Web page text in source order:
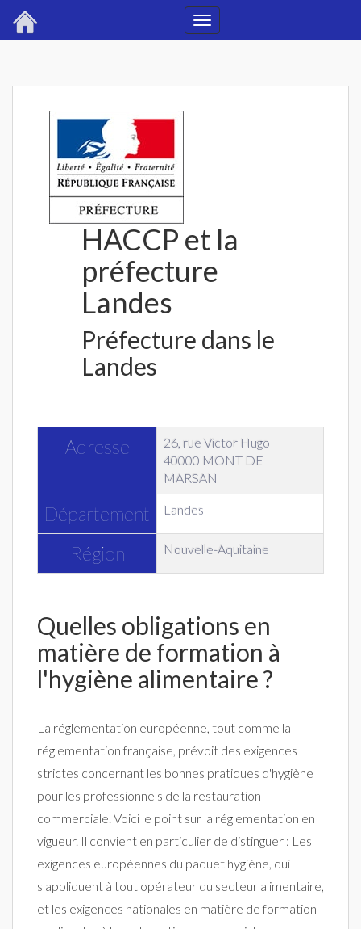
Toggle
HACCP et la
préfecture
Landes
Préfecture dans le
Landes
Adresse
26, rue Victor Hugo
40000 MONT DE
MARSAN
Département Landes
Région Nouvelle-Aquitaine
Quelles obligations en
matière de formation à
l'hygiène alimentaire ?
La réglementation européenne, tout comme la
réglementation française, prévoit des exigences
strictes concernant les bonnes pratiques d'hygiène
pour les professionnels de la restauration
commerciale. Voici le point sur la réglementation en
vigueur. Il convient en particulier de distinguer : Les
exigences européennes du paquet hygiène, qui
s'appliquent à tout opérateur du secteur alimentaire,
et les exigences nationales en matière de formation